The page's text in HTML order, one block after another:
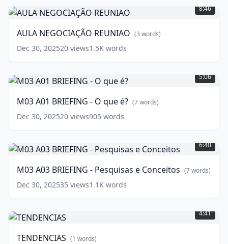
NEGOCIAÇÃO
REUNIAO (3
8:46
AULA NEGOCIAÇÃO REUNIAO (3 words)
Dec 30, 202520 views1.5K words
A01
BRIEFING
O
que
words)
5:06
M03 A01 BRIEFING - O que é? (7words)
Dec 30, 202520 views905 words
A03
BRIEFING
Pesquisas
e
6:40
M03 A03 BRIEFING - Pesquisas e Conceitos (7words)
Dec 30, 202535 views1.1K words
words)
4:41
TENDENCIAS (1 words)